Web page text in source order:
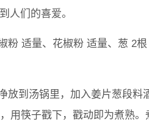
人们的喜爱。
粉 适量、花椒粉 适量、葱 2
放到汤锅里，加入姜片葱段料
用筷子戳下，戳动即为煮熟